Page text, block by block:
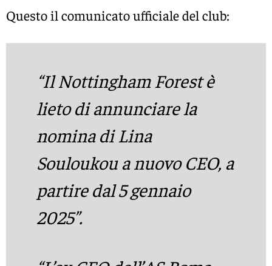
Questo il comunicato ufficiale del club:
“Il Nottingham Forest è
lieto di annunciare la
nomina di Lina
Souloukou a nuovo CEO, a
partire dal 5 gennaio
2025”.